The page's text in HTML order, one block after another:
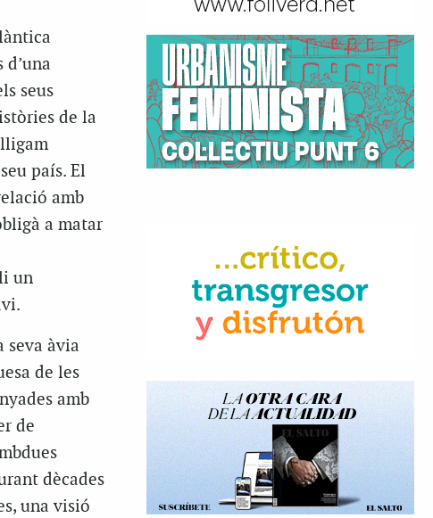
seus
de la
país. El
amb
a matar
un
seva àvia
de les
amb
de
dècades
una visió